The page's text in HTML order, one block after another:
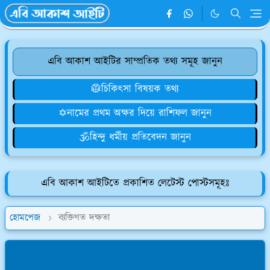
এবি আকাশ আইটির সাম্প্রতিক তথ্য সমূহ জানুন
🥼চিকিৎসা বিষয়ক তথ্য
✡️নামের প্রথম অক্ষর দিয়ে রাশিফল জানুন
🕉️হিন্দু ধর্মীয় প্রতিবেদন জানুন
এবি আকাশ আইটিতে প্রকাশিত লেটেস্ট পোস্টসমূহঃ
হোমপেজ ব্যক্তিগত দক্ষতা